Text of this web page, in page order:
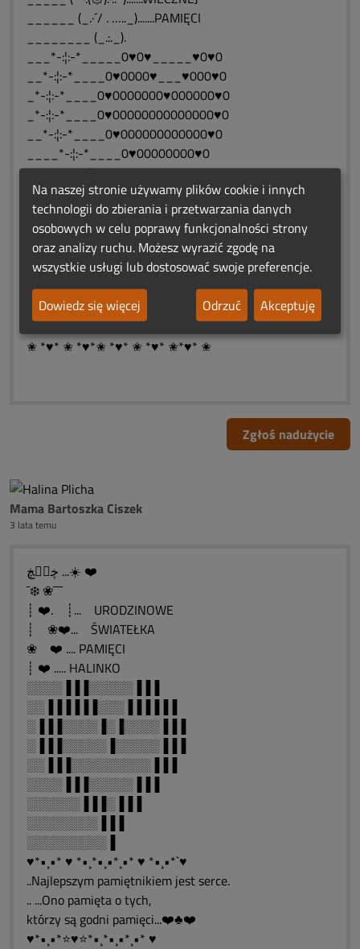
______ (_.·´/ . ….._).......PAMIĘCI
________ (_.:._).
___*-:¦:-*_____0♥0♥_____♥0♥0
__*-:¦:-*____0♥0000♥___♥000♥0
_*-:¦:-*____0♥0000000♥000000♥0
_*-:¦:-*____0♥00000000000000♥0
__*-:¦:-*____0♥000000000000♥0
____*-:¦:-*____0♥00000000♥0
______*-:¦:-*_____0♥000♥0
_________*-:¦:-*____0♥0
______________,*-:¦:-*
✬ *♥* ✬ *♥*✬ *♥* ✬ *♥* ✬*♥* ✬
......"Nie żyjemy, aby umierać...
......ale umieramy, aby żyć
wiecznie.M. Buchbergerę.❤️⭐❤️
♥ ⋱⋰ ♥ ⋱⋰ ♥ ⋱⋰ ♥ ⋱⋰ ♥⋱⋰ ♥⋱⋰ ♥
✬ *♥* ✬ *♥*✬ *♥* ✬ *♥* ✬*♥* ✬
Zgłoś nadużycie
Mama Bartoszka Ciszek
3 lata temu
ڿڰۣڿ ...☀️ ❤️
¯❄️ ❀¯¯¯
┊ ❤️. ┊... URODZINOWE
┊ ❀❤️... ŚWIATEŁKA
❀ ❤️ .... PAMIĘCI
┊ ❤️ ..... HALINKO
░░░░▐▐▐░░░░░▐▐▐
░░▐▐▐▐▐▐░░░▐▐▐▐▐▐
░▐▐▐░░░░▐░▐░░░░▐▐▐
░▐▐▐░░░░░▐░░░░░▐▐▐
░░▐▐▐░░░░░░░░░▐▐▐
░░░░▐▐▐░░░░░▐▐▐
░░░░░░▐▐▐░▐▐▐
░░░░░░░░▐▐▐
░░░░░░░░░▐
♥*•¸•* ♥ *•¸*•¸•*¸•* ♥ *•¸•*`♥
..Najlepszym pamiętnikiem jest serce.
.. ...Ono pamięta o tych,
którzy są godni pamięci...❤️♣❤️
♥*•¸•*⭐♥⭐*•¸*•¸•*¸•* ♥
Na naszej stronie używamy plików cookie i innych
technologii do zbierania i przetwarzania danych
osobowych w celu poprawy funkcjonalności strony
oraz analizy ruchu. Możesz wyrazić zgodę na
wszystkie usługi lub dostosować swoje preferencje.
Dowiedz się więcej
Odrzuć Akceptuję